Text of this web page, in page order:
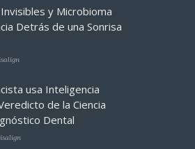
y Microbioma
Detrás de una Sonrisa
usa Inteligencia
de la Ciencia
Dental